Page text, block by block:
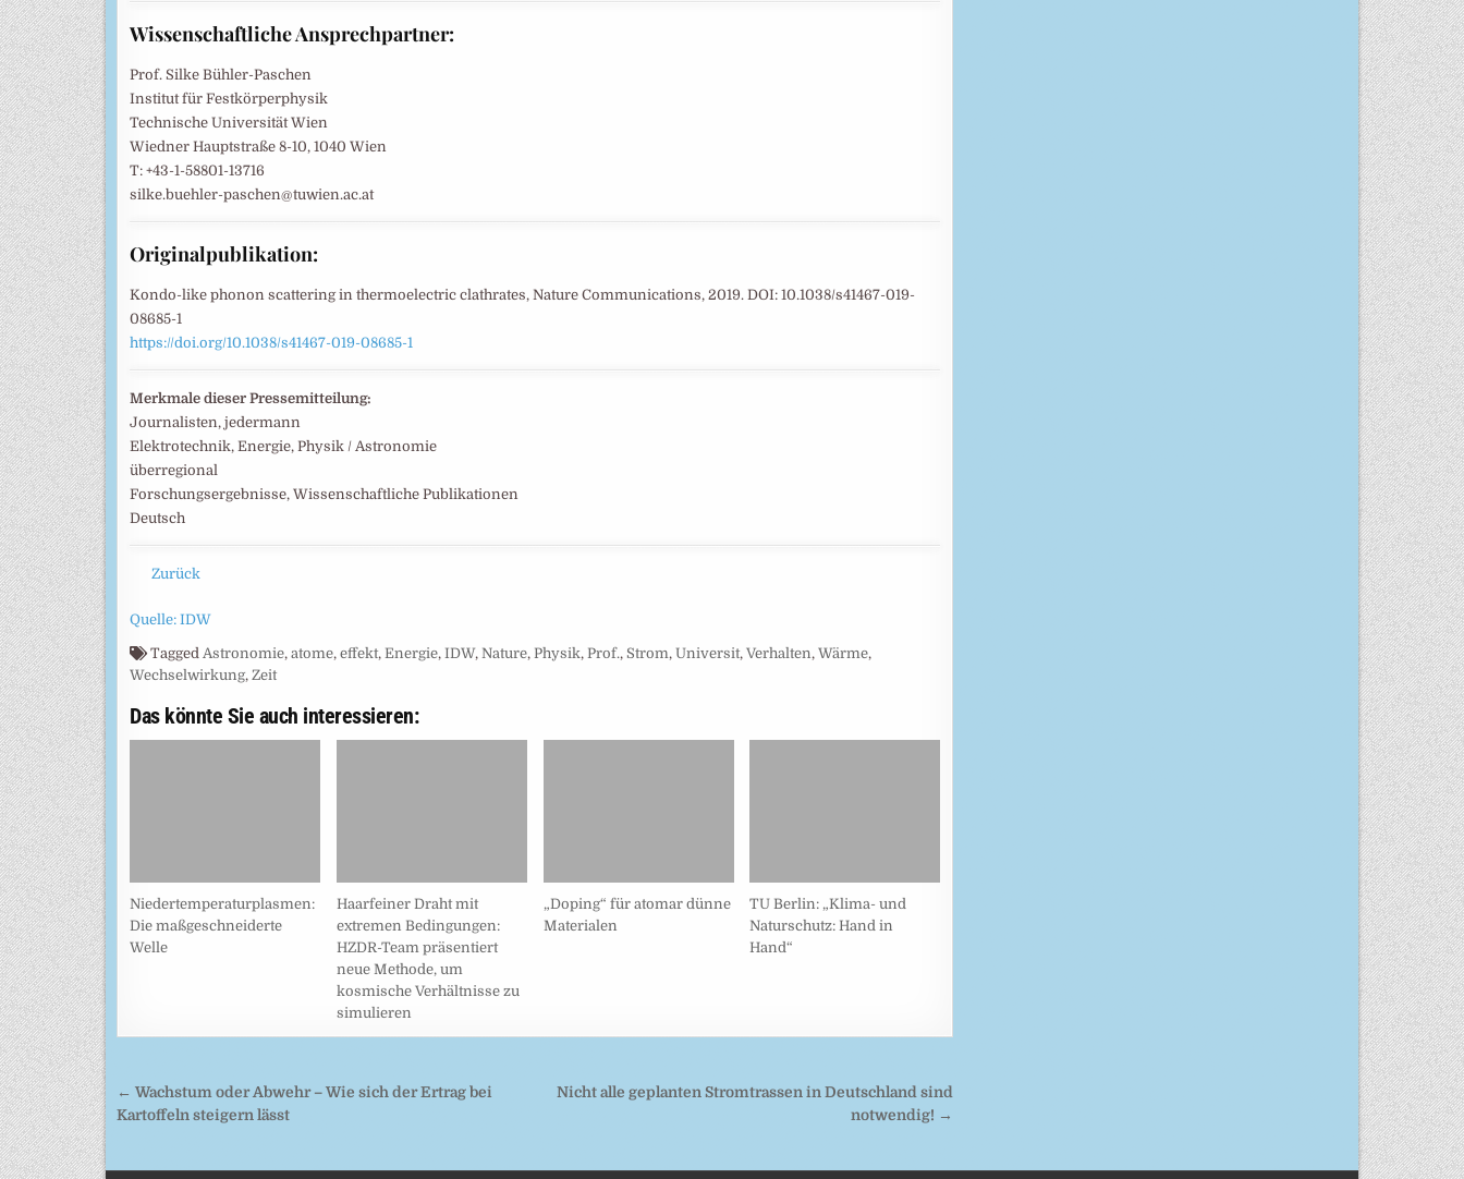
Wissenschaftliche Ansprechpartner:
Prof. Silke Bühler-Paschen
Institut für Festkörperphysik
Technische Universität Wien
Wiedner Hauptstraße 8-10, 1040 Wien
T: +43-1-58801-13716
silke.buehler-paschen@tuwien.ac.at
Originalpublikation:
Kondo-like phonon scattering in thermoelectric clathrates, Nature Communications, 2019. DOI: 10.1038/s41467-019-
08685-1
https://doi.org/10.1038/s41467-019-08685-1
Merkmale dieser Pressemitteilung:
Journalisten, jedermann
Elektrotechnik, Energie, Physik / Astronomie
überregional
Forschungsergebnisse, Wissenschaftliche Publikationen
Deutsch
Zurück
Quelle: IDW
Tagged Astronomie, atome, effekt, Energie, IDW, Nature, Physik, Prof., Strom, Universit, Verhalten, Wärme,
Wechselwirkung, Zeit
Das könnte Sie auch interessieren:
Niedertemperaturplasmen:
Die maßgeschneiderte
Welle
Haarfeiner Draht mit
extremen Bedingungen:
HZDR-Team präsentiert
neue Methode, um
kosmische Verhältnisse zu
simulieren
„Doping“ für atomar dünne
Materialen
TU Berlin: „Klima- und
Naturschutz: Hand in
Hand“
Beitragsnavigation
Nicht alle geplanten Stromtrassen in Deutschland sind
notwendig! →
← Wachstum oder Abwehr – Wie sich der Ertrag bei
Kartoffeln steigern lässt